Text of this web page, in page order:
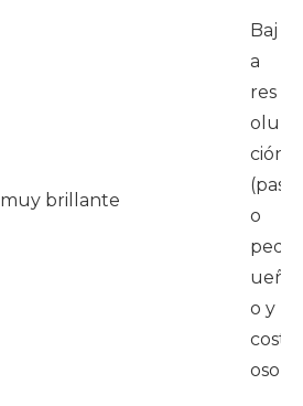
muy brillante
Baj
a
res
olu
ción
(pas
o
peq
ueñ
o y
cost
oso)